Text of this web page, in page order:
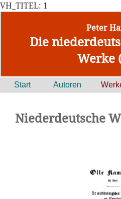
VH_TITEL: 1
Peter
Die
Werke
Start Autoren
Niederdeutsche